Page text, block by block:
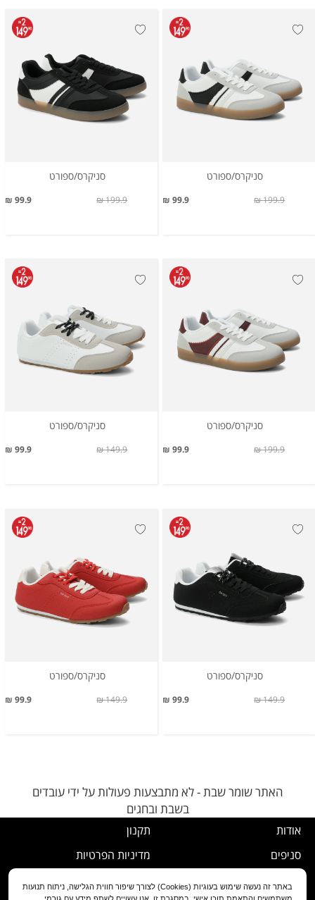
סניקרס/ספורט
99.9 ₪ 199.9 ₪
סניקרס/ספורט
99.9 ₪ 199.9 ₪
סניקרס/ספורט
99.9 ₪ 199.9 ₪
סניקרס/ספורט
99.9 ₪ 149.9 ₪
סניקרס/ספורט
99.9 ₪ 149.9 ₪
סניקרס/ספורט
99.9 ₪ 149.9 ₪
האתר שומר שבת - לא מתבצעות פעולות על ידי עובדים
בשבת ובחגים
אודות
סניפים
תקנון
מדיניות הפרטיות
נוהל ביטול עסקה
באתר זה נעשה שימוש בעוגיות (Cookies) לצורך שיפור חווית הגלישה, ניתוח תנועות